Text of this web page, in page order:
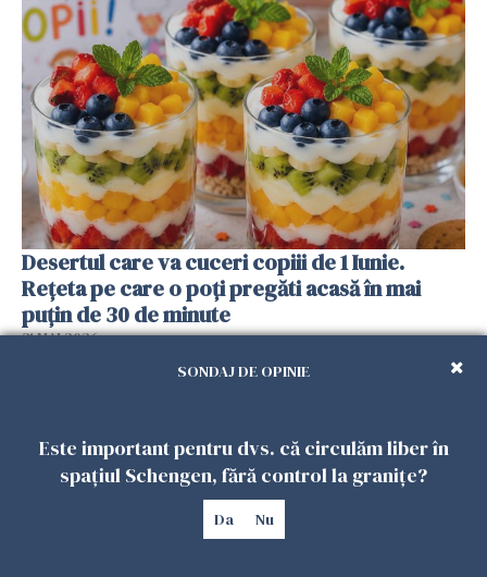
Desertul care va cuceri copiii de 1 Iunie.
Rețeta pe care o poți pregăti acasă în mai
puțin de 30 de minute
31 MAI 2026
SONDAJ DE OPINIE
Este important pentru dvs. că circulăm liber în
spațiul Schengen, fără control la granițe?
Da Nu